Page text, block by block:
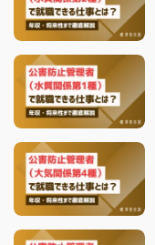
お問い合わせ